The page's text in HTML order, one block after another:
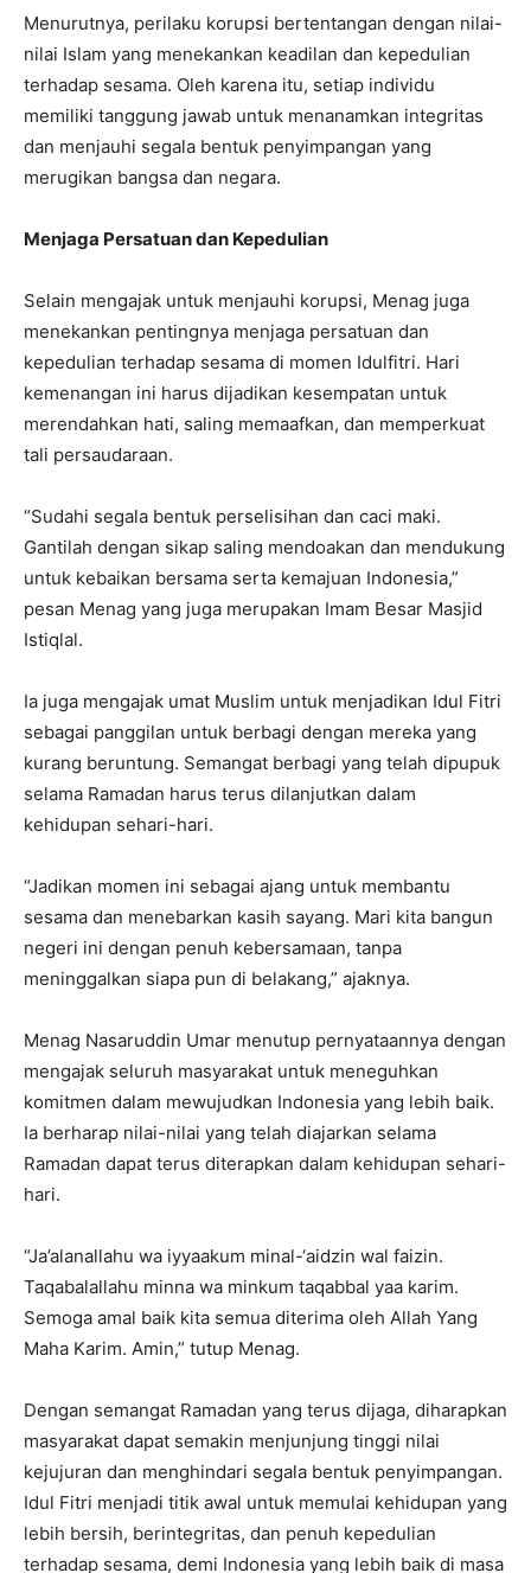
Menurutnya, perilaku korupsi bertentangan dengan nilai-
nilai Islam yang menekankan keadilan dan kepedulian
terhadap sesama. Oleh karena itu, setiap individu
memiliki tanggung jawab untuk menanamkan integritas
dan menjauhi segala bentuk penyimpangan yang
merugikan bangsa dan negara.
Menjaga Persatuan dan Kepedulian
Selain mengajak untuk menjauhi korupsi, Menag juga
menekankan pentingnya menjaga persatuan dan
kepedulian terhadap sesama di momen Idulfitri. Hari
kemenangan ini harus dijadikan kesempatan untuk
merendahkan hati, saling memaafkan, dan memperkuat
tali persaudaraan.
“Sudahi segala bentuk perselisihan dan caci maki.
Gantilah dengan sikap saling mendoakan dan mendukung
untuk kebaikan bersama serta kemajuan Indonesia,”
pesan Menag yang juga merupakan Imam Besar Masjid
Istiqlal.
Ia juga mengajak umat Muslim untuk menjadikan Idul Fitri
sebagai panggilan untuk berbagi dengan mereka yang
kurang beruntung. Semangat berbagi yang telah dipupuk
selama Ramadan harus terus dilanjutkan dalam
kehidupan sehari-hari.
“Jadikan momen ini sebagai ajang untuk membantu
sesama dan menebarkan kasih sayang. Mari kita bangun
negeri ini dengan penuh kebersamaan, tanpa
meninggalkan siapa pun di belakang,” ajaknya.
Menag Nasaruddin Umar menutup pernyataannya dengan
mengajak seluruh masyarakat untuk meneguhkan
komitmen dalam mewujudkan Indonesia yang lebih baik.
Ia berharap nilai-nilai yang telah diajarkan selama
Ramadan dapat terus diterapkan dalam kehidupan sehari-
hari.
“Ja’alanallahu wa iyyaakum minal-‘aidzin wal faizin.
Taqabalallahu minna wa minkum taqabbal yaa karim.
Semoga amal baik kita semua diterima oleh Allah Yang
Maha Karim. Amin,” tutup Menag.
Dengan semangat Ramadan yang terus dijaga, diharapkan
masyarakat dapat semakin menjunjung tinggi nilai
kejujuran dan menghindari segala bentuk penyimpangan.
Idul Fitri menjadi titik awal untuk memulai kehidupan yang
lebih bersih, berintegritas, dan penuh kepedulian
terhadap sesama, demi Indonesia yang lebih baik di masa